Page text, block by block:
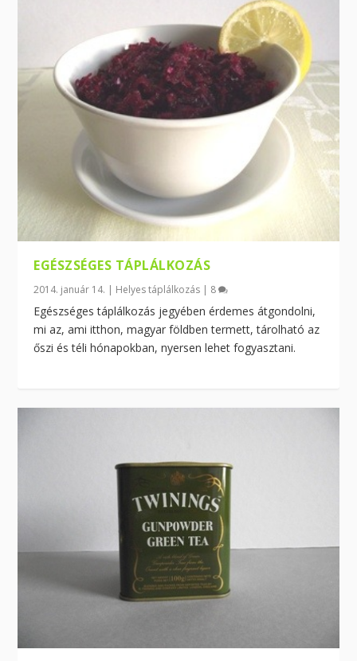
EGÉSZSÉGES TÁPLÁLKOZÁS
2014. január 14. | Helyes táplálkozás | 8
Egészséges táplálkozás jegyében érdemes átgondolni,
mi az, ami itthon, magyar földben termett, tárolható az
őszi és téli hónapokban, nyersen lehet fogyasztani.